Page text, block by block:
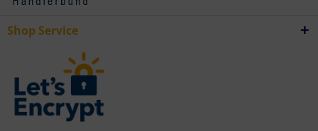
Shop Service